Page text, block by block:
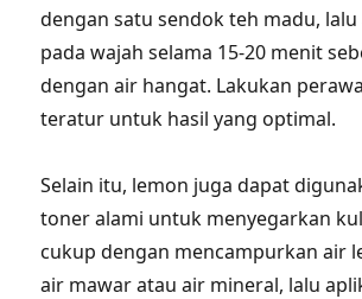
dengan satu sendok teh madu,
pada wajah selama 15-20 menit
dengan air hangat. Lakukan
teratur untuk hasil yang optimal.
Selain itu, lemon juga dapat
toner alami untuk menyegarkan
cukup dengan mencampurkan air
air mawar atau air mineral, lalu